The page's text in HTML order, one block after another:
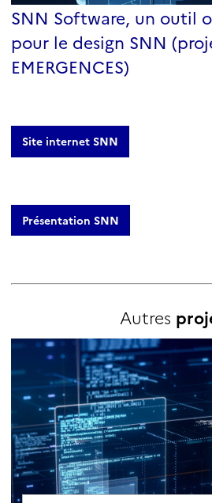
SNN Software, un outil
pour le design SNN
EMERGENCES)
Site internet SNN
Présentation SNN
Autres